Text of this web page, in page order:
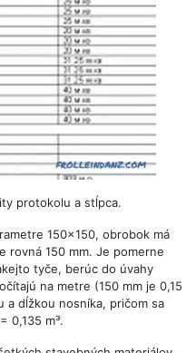
protokolu a stĺpca.
150x150, obrobok má
rovná 150 mm. Je pomerne
tyče, berúc do úvahy
na metre (150 mm je 0,15
a dĺžkou nosníka, pričom sa
0,135 m³.